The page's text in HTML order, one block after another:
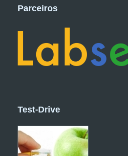
Parceiros
Test-Drive